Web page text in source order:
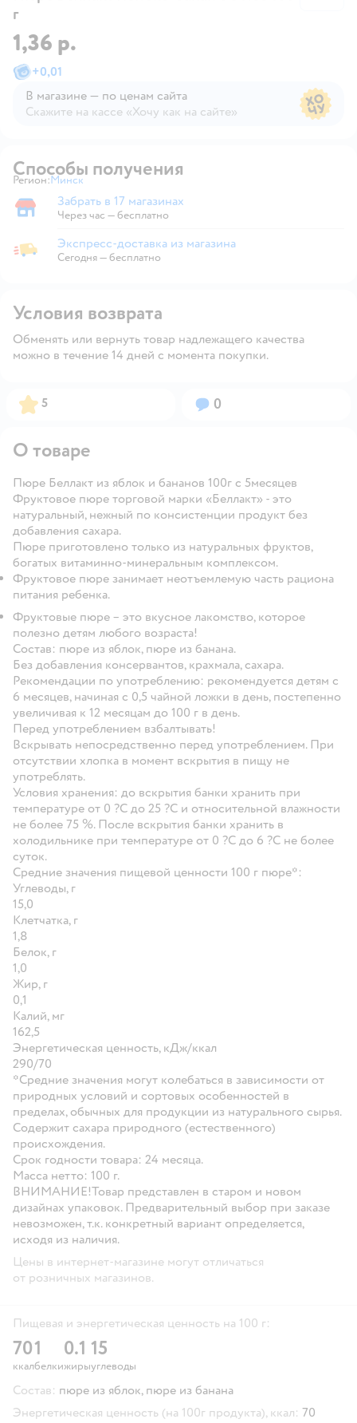
г
1,36 р.
+0,01
В магазине — по ценам сайта
Скажите на кассе «Хочу как на сайте»
Способы получения
Регион: Выбор адреса доставки.
Минск
Забрать в магазине
Забрать в 17 магазинах
Через час — бесплатно
Экспресс-доставка из магазина
Экспресс-доставка из магазина
Сегодня—бесплатно
Условия возврата
Обменять или вернуть товар надлежащего качества
можно в течение 14 дней с момента покупки.
Рейтинг:
5 Вопросов:
0
О товаре
Пюре Беллакт из яблок и бананов 100г с 5месяцев
Фруктовое пюре торговой марки «Беллакт» - это
натуральный, нежный по консистенции продукт без
добавления сахара.
Пюре приготовлено только из натуральных фруктов,
богатых витаминно-минеральным комплексом.
Фруктовое пюре занимает неотъемлемую часть рациона
питания ребенка.
Фруктовые пюре – это вкусное лакомство, которое
полезно детям любого возраста!
Состав: пюре из яблок, пюре из банана.
Без добавления консервантов, крахмала, сахара.
Рекомендации по употреблению: рекомендуется детям с
6 месяцев, начиная с 0,5 чайной ложки в день, постепенно
увеличивая к 12 месяцам до 100 г в день.
Перед употреблением взбалтывать!
Вскрывать непосредственно перед употреблением. При
отсутствии хлопка в момент вскрытия в пищу не
употреблять.
Условия хранения: до вскрытия банки хранить при
температуре от 0 ?С до 25 ?С и относительной влажности
не более 75 %. После вскрытия банки хранить в
холодильнике при температуре от 0 ?С до 6 ?С не более
суток.
Средние значения пищевой ценности 100 г пюре*:
Углеводы, г
15,0
Клетчатка, г
1,8
Белок, г
1,0
Жир, г
0,1
Калий, мг
162,5
Энергетическая ценность, кДж/ккал
290/70
*Средние значения могут колебаться в зависимости от
природных условий и сортовых особенностей в
пределах, обычных для продукции из натурального сырья.
Содержит сахара природного (естественного)
происхождения.
Срок годности товара: 24 месяца.
Масса нетто: 100 г.
ВНИМАНИЕ!Товар представлен в старом и новом
дизайнах упаковок. Предварительный выбор при заказе
невозможен, т.к. конкретный вариант определяется,
исходя из наличия.
Цены в интернет-магазине могут отличаться
от розничных магазинов.
Пищевая и энергетическая ценность на 100 г:
70
ккал
1
белки
0.1
жиры
15
углеводы
Состав: пюре из яблок, пюре из банана
Энергетическая ценность (на 100г продукта), ккал: 70